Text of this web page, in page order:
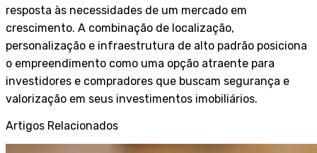
resposta às necessidades de um mercado em
crescimento. A combinação de localização,
personalização e infraestrutura de alto padrão posiciona
o empreendimento como uma opção atraente para
investidores e compradores que buscam segurança e
valorização em seus investimentos imobiliários.
Artigos Relacionados